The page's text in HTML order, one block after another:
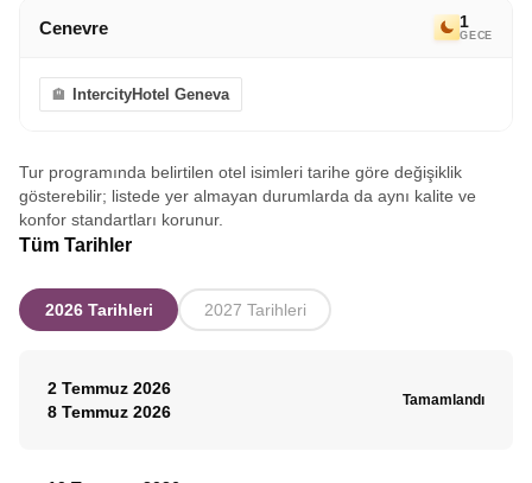
Cenevre 1
GECE
IntercityHotel Geneva
Tur programında belirtilen otel isimleri tarihe göre değişiklik
gösterebilir; listede yer almayan durumlarda da aynı kalite ve
konfor standartları korunur.
Tüm Tarihler
2026 Tarihleri 2027 Tarihleri
2 Temmuz 2026
8 Temmuz 2026
Tamamlandı